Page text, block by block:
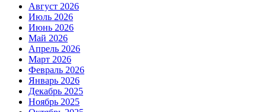
Август 2026
Июль 2026
Июнь 2026
Май 2026
Апрель 2026
Март 2026
Февраль 2026
Январь 2026
Декабрь 2025
Ноябрь 2025